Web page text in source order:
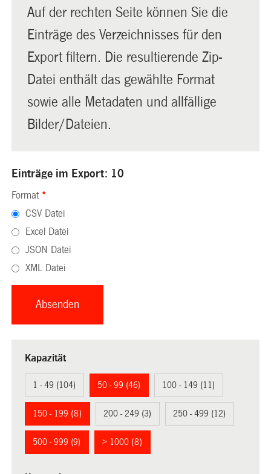
Auf der rechten Seite können Sie die
Einträge des Verzeichnisses für den
Export filtern. Die resultierende Zip-
Datei enthält das gewählte Format
sowie alle Metadaten und allfällige
Bilder/Dateien.
Einträge im Export: 10
Format *
CSV Datei
Excel Datei
JSON Datei
XML Datei
Kapazität
1 - 49 (104) 50 - 99 (46) 100 - 149 (11)
150 - 199 (8) 200 - 249 (3) 250 - 499 (12)
500 - 999 (9) > 1000 (8)